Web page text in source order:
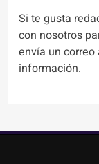
Si te gusta
con nosotros
envía un
información.